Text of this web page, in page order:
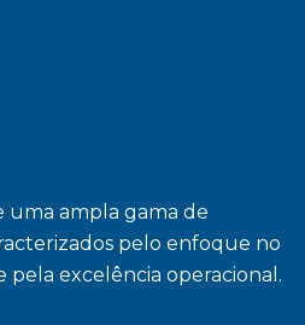
uma ampla gama de
pelo enfoque no
pela excelência operacional.